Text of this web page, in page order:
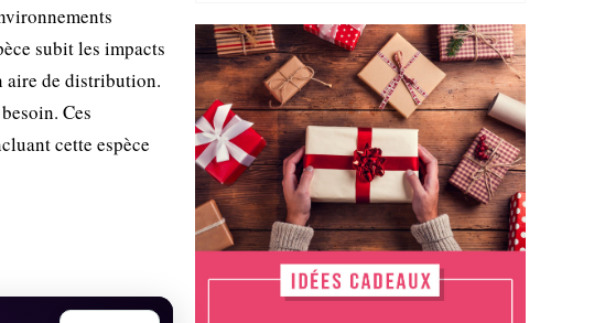
subit les impacts
aire de distribution.
Ces
cette espèce